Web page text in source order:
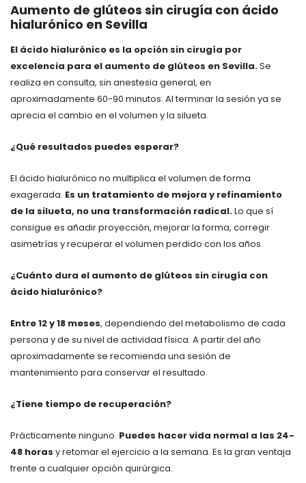
Aumento de glúteos sin cirugía con ácido
hialurónico en Sevilla
El ácido hialurónico es la opción sin cirugía por
excelencia para el aumento de glúteos en Sevilla.Se
realiza en consulta, sin anestesia general, en
aproximadamente 60-90 minutos. Al terminar la sesión ya se
aprecia el cambio en el volumen y la silueta.
¿Qué resultados puedes esperar?
El ácido hialurónico no multiplica el volumen de forma
exagerada. Es un tratamiento de mejora y refinamiento
de la silueta, no una transformación radical.Lo que sí
consigue es añadir proyección, mejorar la forma, corregir
asimetrías y recuperar el volumen perdido con los años.
¿Cuánto dura el aumento de glúteos sin cirugía con
ácido hialurónico?
Entre 12 y 18 meses, dependiendo del metabolismo de cada
persona y de su nivel de actividad física. A partir del año
aproximadamente se recomienda una sesión de
mantenimiento para conservar el resultado.
¿Tiene tiempo de recuperación?
Prácticamente ninguno. Puedes hacer vida normal a las 24-
48 horas y retomar el ejercicio a la semana. Es la gran ventaja
frente a cualquier opción quirúrgica.